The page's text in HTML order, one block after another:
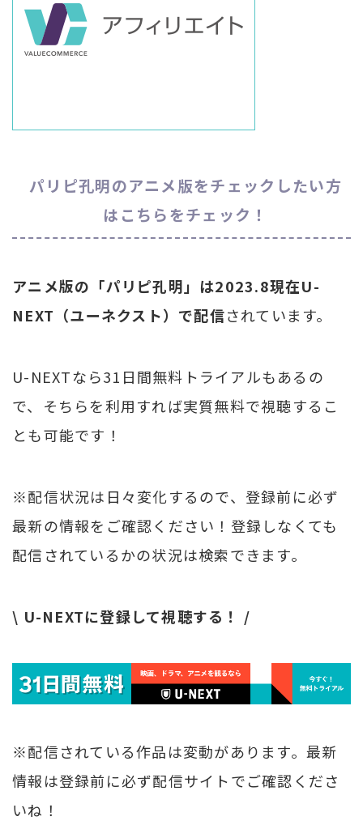
パリピ孔明のアニメ版をチェックしたい方
はこちらをチェック！
アニメ版の「パリピ孔明」は2023.8現在U-
NEXT（ユーネクスト）で配信されています。
U-NEXTなら31日間無料トライアルもあるの
で、そちらを利用すれば実質無料で視聴するこ
とも可能です！
※配信状況は日々変化するので、登録前に必ず
最新の情報をご確認ください！登録しなくても
配信されているかの状況は検索できます。
\ U-NEXTに登録して視聴する！ /
※配信されている作品は変動があります。最新
情報は登録前に必ず配信サイトでご確認くださ
いね！